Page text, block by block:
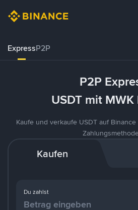
ExpressP2P
P2P
USDT mit
Kaufe und verkaufe USDT auf
Kaufen
Du zahlst